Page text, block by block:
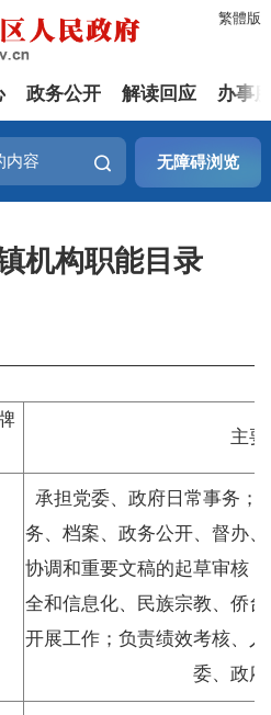
繁體版
政务公开 解读回应 办事
无障碍浏览
机构职能目录
主
承担党委、政府日常事务；
务、档案、政务公开、督办
协调和重要文稿的起草审核
全和信息化、民族宗教、侨
开展工作；负责绩效考核、
委、政